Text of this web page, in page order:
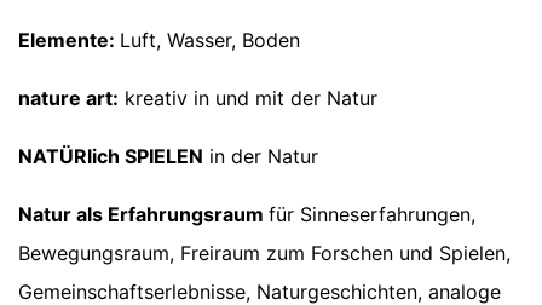
Elemente: Luft, Wasser, Boden
nature art: kreativ in und mit der Natur
NATÜRlich SPIELEN in der Natur
Natur als Erfahrungsraum für Sinneserfahrungen,
Bewegungsraum, Freiraum zum Forschen und Spielen,
Gemeinschaftserlebnisse, Naturgeschichten, analoge